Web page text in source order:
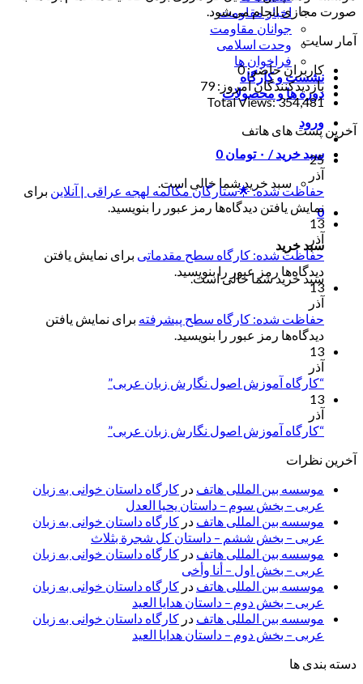
اخبار مقاومت
جوانان مقاومت
وحدت اسلامی
فراخوان ها
نشست و کارگاه
دوره ها و محصولات
ورود
سبد خرید / ۰ تومان 0
سبد خرید شما خالی است.
0
سبد خرید
سبد خرید شما خالی است.
صورت مجازی انجام می‌شود.
آمار سایت
کاربران حاضر:0
بازدیدکنندگان امروز:79
Total Views:354,481
آخرین پست های هاتف
25
آذر
حفاظت شده: 🌟ستارگان مکالمه لهجه عراقی | آنلاین برای
نمایش یافتن دیدگاه‌ها رمز عبور را بنویسید.
13
آذر
حفاظت شده: کارگاه سطح مقدماتی برای نمایش یافتن
دیدگاه‌ها رمز عبور را بنویسید.
13
آذر
حفاظت شده: کارگاه سطح پیشرفته برای نمایش یافتن
دیدگاه‌ها رمز عبور را بنویسید.
13
آذر
“کارگاه آموزش اصول نگارش زبان عربی”
13
آذر
“کارگاه آموزش اصول نگارش زبان عربی”
آخرین نظرات
موسسه بین المللی هاتف در کارگاه داستان خوانی به زبان
عربی – بخش سوم – داستان یحیا العدل
موسسه بین المللی هاتف در کارگاه داستان خوانی به زبان
عربی – بخش ششم – داستان کل شجرة بثلاث
موسسه بین المللی هاتف در کارگاه داستان خوانی به زبان
عربی – بخش اول – أنا وأخی
موسسه بین المللی هاتف در کارگاه داستان خوانی به زبان
عربی – بخش دوم – داستان هدایا العید
موسسه بین المللی هاتف در کارگاه داستان خوانی به زبان
عربی – بخش دوم – داستان هدایا العید
دسته بندی ها